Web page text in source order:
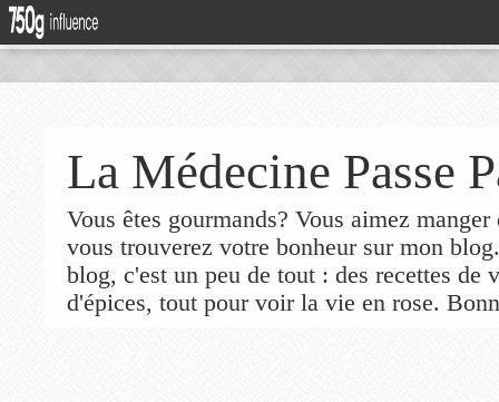
La Médecine Passe
Vous êtes gourmands? Vous aimez
vous trouverez votre bonheur sur mon
blog, c'est un peu de tout : des recettes de
d'épices, tout pour voir la vie en rose.